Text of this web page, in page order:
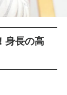
身長の高